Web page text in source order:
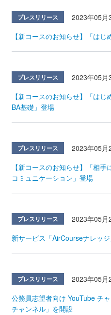
プレスリリース
2023年05月
【新コースのお知らせ】「は
プレスリリース
2023年05月
【新コースのお知らせ】「は
BA基礎」登場
プレスリリース
2023年05月
【新コースのお知らせ】「相
コミュニケーション」登場
プレスリリース
2023年05月
新サービス「AirCourseナレッ
プレスリリース
2023年05月
公務員志望者向け YouTube チ
チャンネル」を開設